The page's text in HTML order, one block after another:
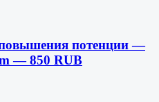
потенции —
— 850 RUB